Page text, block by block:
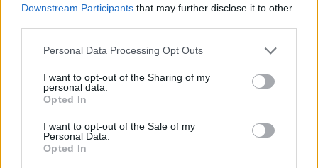
Downstream Participants that may further disclose it to other
Personal Data Processing Opt Outs
I want to opt-out of the Sharing of my
personal data.
Opted In
I want to opt-out of the Sale of my
Personal Data.
Opted In
emelkedésének következtében ennyivel nőhet
meg - írja a Bloomberg.
2011 szeptemberében az Európai Bizottság előterjesztette
a pénzügyi tranzakciós adó közös rendszerére vonatkozó
javaslatát, amelyet módosításokkal, de elfogadtak idén
egyértelműségét biztosítják, illetve megerősítik az
adókikerülés és a visszaélések elleni rendelkezéseket. A